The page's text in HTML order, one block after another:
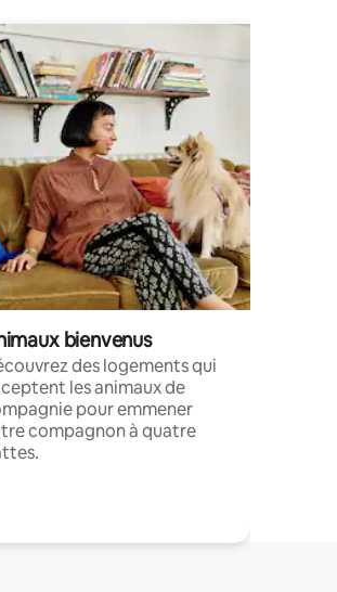
bienvenus
des logements qui
les animaux de
pour emmener
compagnon à quatre